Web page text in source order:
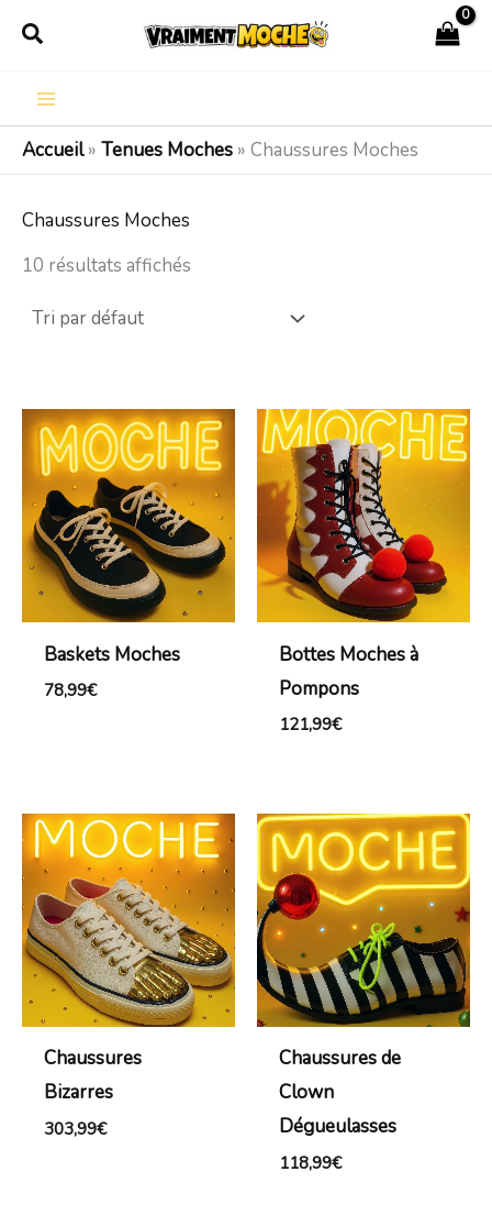
Rechercher
Accueil» Tenues Moches » Chaussures Moches
Chaussures Moches
10 résultats affichés
Baskets Moches
78,99€
Bottes Moches à
Pompons
121,99€
Chaussures
Bizarres
303,99€
Chaussures de
Clown
Dégueulasses
118,99€